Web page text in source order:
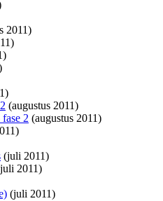
2011)
(augustus 2011)
2 (augustus 2011)
(juli 2011)
2011)
(juli 2011)